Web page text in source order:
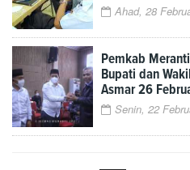
Ahad, 28
Pemkab
Bupati dan
Asmar 26
Senin, 22